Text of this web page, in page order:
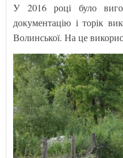
У 2016 році було
документацію і торік
Волинської. На це